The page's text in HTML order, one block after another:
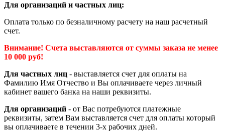
Для организаций и частных лиц:
Оплата только по безналичному расчету на наш расчетный
счет.
Внимание! Счета выставляются от суммы заказа не менее
10 000 руб!
Для частных лиц - выставляется счет для оплаты на
Фамилию Имя Отчество и Вы оплачиваете через личный
кабинет вашего банка на наши реквизиты.
Для организаций - от Вас потребуются платежные
реквизиты, затем Вам выставляется счет для оплаты который
вы оплачиваете в течении 3-х рабочих дней.